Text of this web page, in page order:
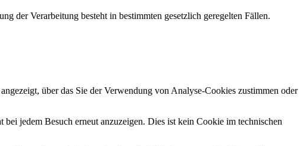
der Verarbeitung besteht in bestimmten gesetzlich geregelten Fällen.
über das Sie der Verwendung von Analyse-Cookies zustimmen oder
jedem Besuch erneut anzuzeigen. Dies ist kein Cookie im technischen